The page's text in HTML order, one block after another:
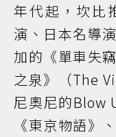
年代起，坎比
演、日本名導
加的《單車失
之泉》（The
尼奧尼的Blow
《東京物語》